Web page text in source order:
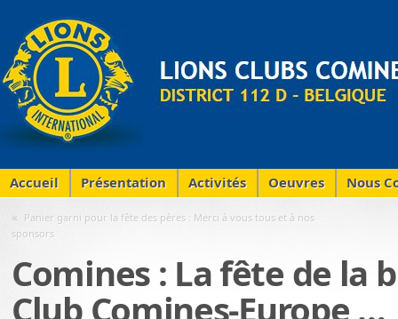
Accueil Présentation Activités Oeuvres Nous
« Panier garni pour la fête des pères : Merci à vous tous et à nos
sponsors
Comines : La fête de la
Club Comines-Europe …